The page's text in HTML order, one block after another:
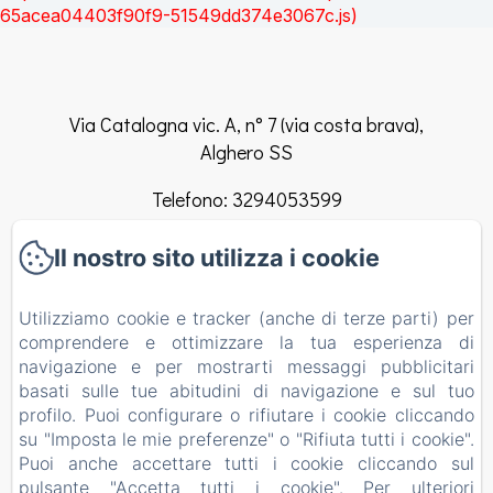
65acea04403f90f9-51549dd374e3067c.js)
Via Catalogna vic. A, n° 7 (via costa brava),
Alghero SS
Telefono: 3294053599
info@elclaca.it
Home
Camere
Regolamento Del B&B
Contatti
Il nostro sito utilizza i cookie
Utilizziamo cookie e tracker (anche di terze parti) per
comprendere e ottimizzare la tua esperienza di
navigazione e per mostrarti messaggi pubblicitari
basati sulle tue abitudini di navigazione e sul tuo
profilo. Puoi configurare o rifiutare i cookie cliccando
su "Imposta le mie preferenze" o "Rifiuta tutti i cookie".
Puoi anche accettare tutti i cookie cliccando sul
pulsante "Accetta tutti i cookie". Per ulteriori